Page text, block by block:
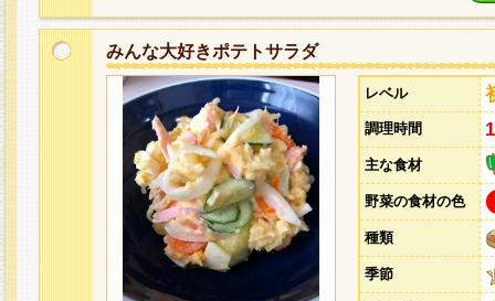
みんな大好きポテトサラダ
レベル
調理時間
主な食材
野菜の食材の色
種類
季節